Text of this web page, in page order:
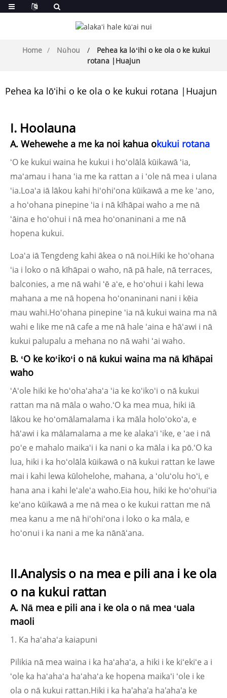
Home Nūhou
Pehea ka lōʻihi o ke ola o ke kukui
rotana |Huajun
Pehea ka lōʻihi o ke ola o ke kukui rotana |Huajun
I. Hoolauna
A. Wehewehe a me ka noi kahua okukui rotana
ʻO ke kukui waina he kukui i hoʻolālā kūikawā ʻia,
maʻamau i hana ʻia me ka rattan a i ʻole nā ​​mea i ulana
ʻia.Loaʻa iā lākou kahi hiʻohiʻona kūikawā a me ke ʻano,
a hoʻohana pinepine ʻia i nā kīhāpai waho a me nā
ʻāina e hoʻohui i nā mea hoʻonaninani a me nā
hopena kukui.
Loaʻa iā Tengdeng kahi ākea o nā noi.Hiki ke hoʻohana
ʻia i loko o nā kīhāpai o waho, nā pā hale, nā terraces,
balconies, a me nā wahi ʻē aʻe, e hoʻohui i kahi lewa
mahana a me nā hopena hoʻonaninani nani i kēia
mau wahi.Hoʻohana pinepine ʻia nā kukui waina ma nā
wahi e like me nā cafe a me nā hale ʻaina e hāʻawi i nā
kukui palupalu a mehana no nā wahi ʻai waho.
B. ʻO ke koʻikoʻi o nā kukui waina ma nā kīhāpai
waho
ʻAʻole hiki ke hoʻohaʻahaʻa ʻia ke koʻikoʻi o nā kukui
rattan ma nā māla o waho.ʻO ka mea mua, hiki iā
lākou ke hoʻomālamalama i ka māla holoʻokoʻa, e
hāʻawi i ka mālamalama a me ke alakaʻi ʻike, e ʻae i nā
poʻe e mahalo maikaʻi i ka nani o ka māla i ka pō.ʻO ka
lua, hiki i ka hoʻolālā kūikawā o nā kukui rattan ke lawe
mai i kahi lewa kūlohelohe, mahana, a ʻoluʻolu hoʻi, e
hana ana i kahi leʻaleʻa waho.Eia hou, hiki ke hoʻohuiʻia
keʻano kūikawā a me nā mea o ke kukui rattan me nā
mea kanu a me nā hiʻohiʻona i loko o ka māla, e
hoʻonui i ka nani a me ka nānāʻana.
II.Analysis o na mea e pili ana i ke ola
o na kukui rattan
A. Nā mea e pili ana i ke ola o nā mea ʻuala
maoli
1. Ka haʻahaʻa kaiapuni
Pilikia nā mea waina i ka haʻahaʻa, a hiki i ke kiʻekiʻe a i
ʻole ka haʻahaʻa haʻahaʻa ke hopena maikaʻi ʻole i ke
ola o nā kukui rattan.Hiki i ka ha'aha'a ha'aha'a ke